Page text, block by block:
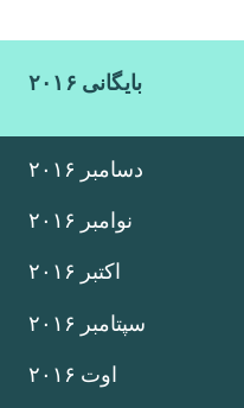
بایگانی ۲۰۱۶
دسامبر ۲۰۱۶
نوامبر ۲۰۱۶
اکتبر ۲۰۱۶
سپتامبر ۲۰۱۶
اوت ۲۰۱۶